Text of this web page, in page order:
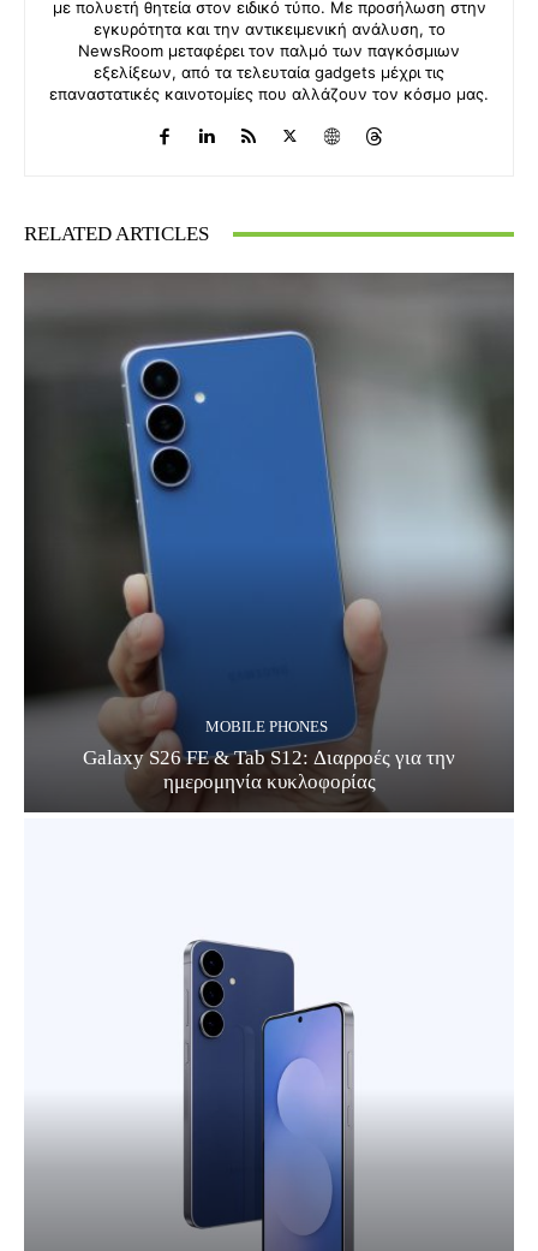
με πολυετή θητεία στον ειδικό τύπο. Με προσήλωση στην
εγκυρότητα και την αντικειμενική ανάλυση, το
NewsRoom μεταφέρει τον παλμό των παγκόσμιων
εξελίξεων, από τα τελευταία gadgets μέχρι τις
επαναστατικές καινοτομίες που αλλάζουν τον κόσμο μας.
RELATED ARTICLES
MOBILE PHONES
Galaxy S26 FE & Tab S12: Διαρροές για την
ημερομηνία κυκλοφορίας